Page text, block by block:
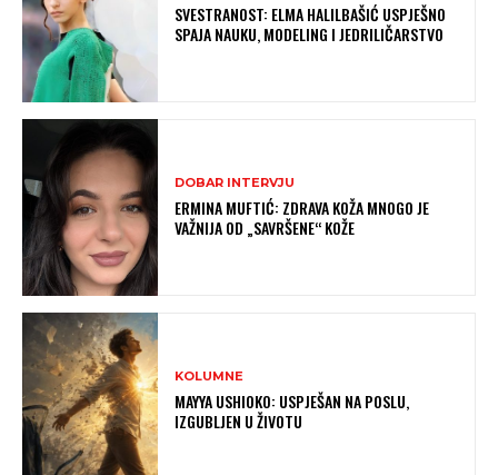
SVESTRANOST: ELMA HALILBAŠIĆ USPJEŠNO
SPAJA NAUKU, MODELING I JEDRILIČARSTVO
DOBAR INTERVJU
ERMINA MUFTIĆ: ZDRAVA KOŽA MNOGO JE
VAŽNIJA OD „SAVRŠENE“ KOŽE
KOLUMNE
MAYYA USHIOKO: USPJEŠAN NA POSLU,
IZGUBLJEN U ŽIVOTU